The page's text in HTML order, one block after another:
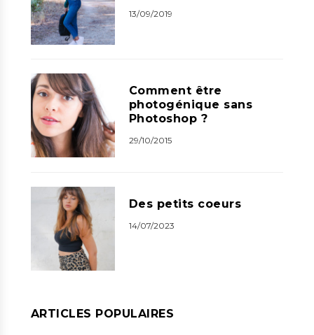
13/09/2019
Comment être
photogénique sans
Photoshop ?
29/10/2015
Des petits coeurs
14/07/2023
ARTICLES POPULAIRES